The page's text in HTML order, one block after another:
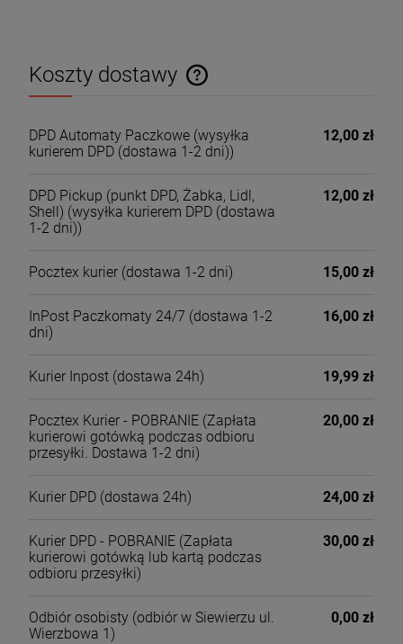
Koszty dostawy
Cena nie zawiera ewentualnych kosztów płatności
DPD Automaty Paczkowe (wysyłka
kurierem DPD (dostawa 1-2 dni))
12,00 zł
DPD Pickup (punkt DPD, Żabka, Lidl,
Shell) (wysyłka kurierem DPD (dostawa
1-2 dni))
12,00 zł
Pocztex kurier (dostawa 1-2 dni) 15,00 zł
InPost Paczkomaty 24/7 (dostawa 1-2
dni)
16,00 zł
Kurier Inpost (dostawa 24h) 19,99 zł
Pocztex Kurier - POBRANIE (Zapłata
kurierowi gotówką podczas odbioru
przesyłki. Dostawa 1-2 dni)
20,00 zł
Kurier DPD (dostawa 24h) 24,00 zł
Kurier DPD - POBRANIE (Zapłata
kurierowi gotówką lub kartą podczas
odbioru przesyłki)
30,00 zł
Odbiór osobisty (odbiór w Siewierzu ul.
Wierzbowa 1)
0,00 zł